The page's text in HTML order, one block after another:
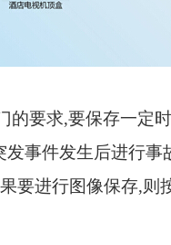
的要求,要保存一定
发事件发生后进行事
要进行图像保存,则